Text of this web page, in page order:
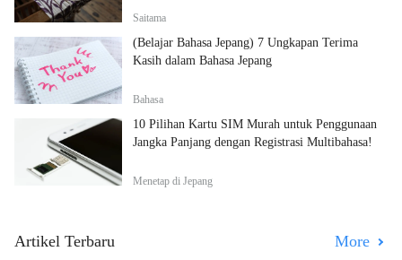
Saitama
(Belajar Bahasa Jepang) 7 Ungkapan Terima
Kasih dalam Bahasa Jepang
Bahasa
10 Pilihan Kartu SIM Murah untuk Penggunaan
Jangka Panjang dengan Registrasi Multibahasa!
Menetap di Jepang
Artikel Terbaru More